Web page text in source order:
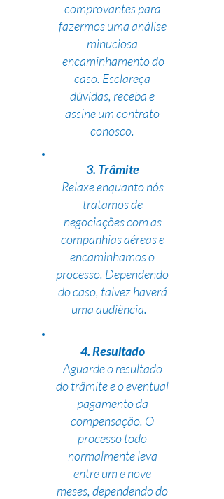
comprovantes para
fazermos uma análise
minuciosa
encaminhamento do
caso. Esclareça
dúvidas, receba e
assine um contrato
conosco.
3. Trâmite
Relaxe enquanto nós
tratamos de
negociações com as
companhias aéreas e
encaminhamos o
processo. Dependendo
do caso, talvez haverá
uma audiência.
4. Resultado
Aguarde o resultado
do trâmite e o eventual
pagamento da
compensação. O
processo todo
normalmente leva
entre um e nove
meses, dependendo do